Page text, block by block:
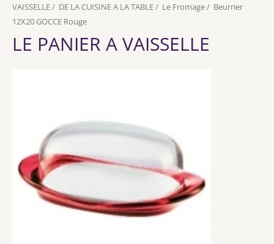
VAISSELLE/ DE LA CUISINE A LA TABLE/ Le Fromage/ Beurrier
12X20 GOCCE Rouge
LE PANIER A VAISSELLE